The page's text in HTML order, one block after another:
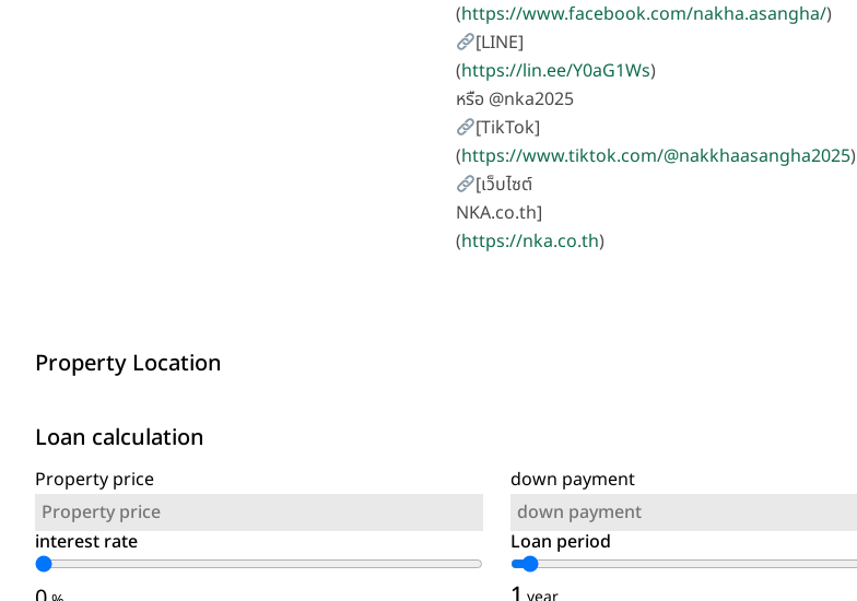
(https://www.facebook.com/nakha.asangha/)
[LINE]
(https://lin.ee/Y0aG1Ws)
หรือ @nka2025
[TikTok]
(https://www.tiktok.com/@nakkhaasangha2025)
[เว็บไซต์
NKA.co.th]
(https://nka.co.th)
Property Location
Loan calculation
Property price down payment
interest rate Loan period